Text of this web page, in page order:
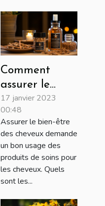
Comment
assurer le
bien-être de
vos cheveux
avec des
produits
French Lizz de
soins pour
cheveux ?
17 janvier 2023
00:48
Assurer le bien-être
des cheveux demande
un bon usage des
produits de soins pour
les cheveux. Quels
sont les...